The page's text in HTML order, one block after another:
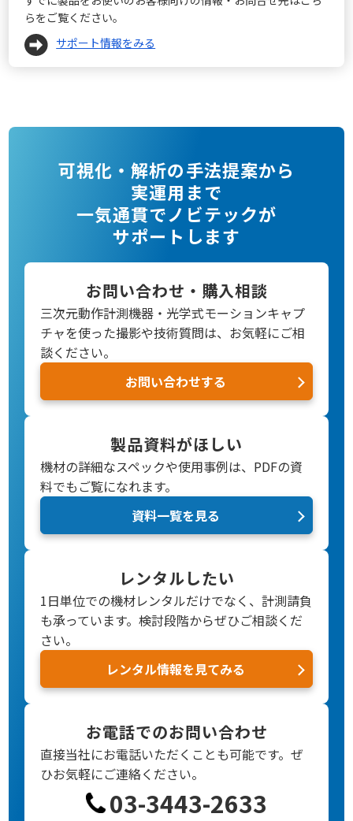
らをご覧ください。
サポート情報をみる
可視化・解析の手法提案から
実運用まで
一気通貫でノビテックが
サポートします
お問い合わせ・購入相談
三次元動作計測機器・光学式モーションキャプ
チャを使った撮影や技術質問は、お気軽にご相
談ください。
お問い合わせする
製品資料がほしい
機材の詳細なスペックや使用事例は、PDFの資
料でもご覧になれます。
資料一覧を見る
レンタルしたい
1日単位での機材レンタルだけでなく、計測請負
も承っています。検討段階からぜひご相談くだ
さい。
レンタル情報を見てみる
お電話でのお問い合わせ
直接当社にお電話いただくことも可能です。ぜ
ひお気軽にご連絡ください。
03-3443-2633